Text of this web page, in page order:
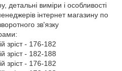
детальні виміри і особливості
інтернет магазину по
зв'язку
зріст - 176-182
зріст - 182-188
зріст - 176-182